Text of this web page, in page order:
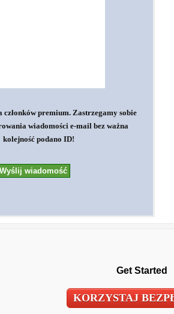
premium. Zastrzegamy sobie
wiadomości e-mail bez ważna
kolejność podano ID!
Get Started
KORZYSTAJ